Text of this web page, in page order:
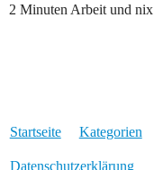
2 Minuten Arbeit und
Startseite Kategorien
Datenschutzerklärung